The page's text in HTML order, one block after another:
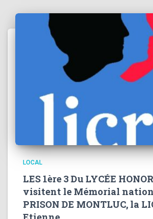
LOCAL
LES 1ère 3 Du LYCÉE
visitent le Mémorial
PRISON DE MONTLUC, la